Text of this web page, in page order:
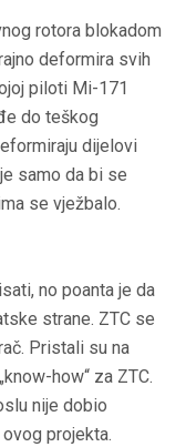
rotora blokadom
deformira svih
piloti Mi-171
do teškog
dijelovi
samo da bi se
se vježbalo.
no poanta je da
strane. ZTC se
Pristali su na
how“ za ZTC.
nije dobio
projekta.